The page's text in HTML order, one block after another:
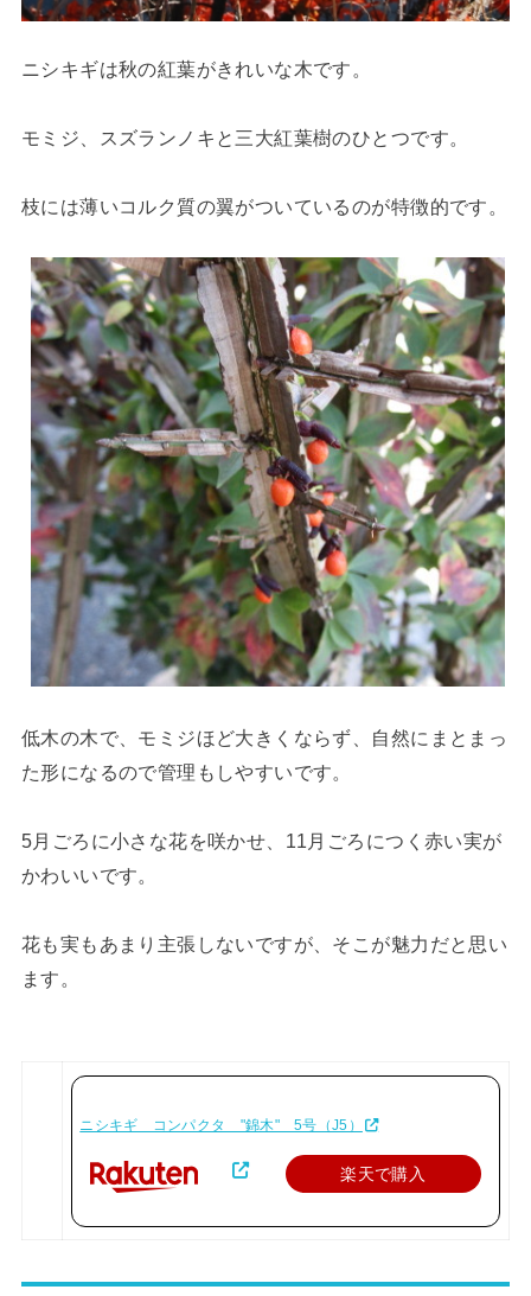
ニシキギは秋の紅葉がきれいな木です。
モミジ、スズランノキと三大紅葉樹のひとつです。
枝には薄いコルク質の翼がついているのが特徴的です。
低木の木で、モミジほど大きくならず、自然にまとまっ
た形になるので管理もしやすいです。
5月ごろに小さな花を咲かせ、11月ごろにつく赤い実が
かわいいです。
花も実もあまり主張しないですが、そこが魅力だと思い
ます。
ニシキギ コンパクタ "錦木" 5号（J5）
楽天で購入